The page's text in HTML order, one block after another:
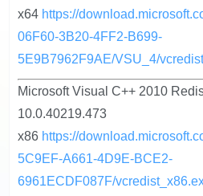
x64 https://
06F60-3B20-4FF2-B699-
5E9B7962F9AE/VSU_4/
Microsoft Visual C++ 2010
10.0.40219.473
x86 https://
5C9EF-A661-4D9E-BCE2-
6961ECDF087F/